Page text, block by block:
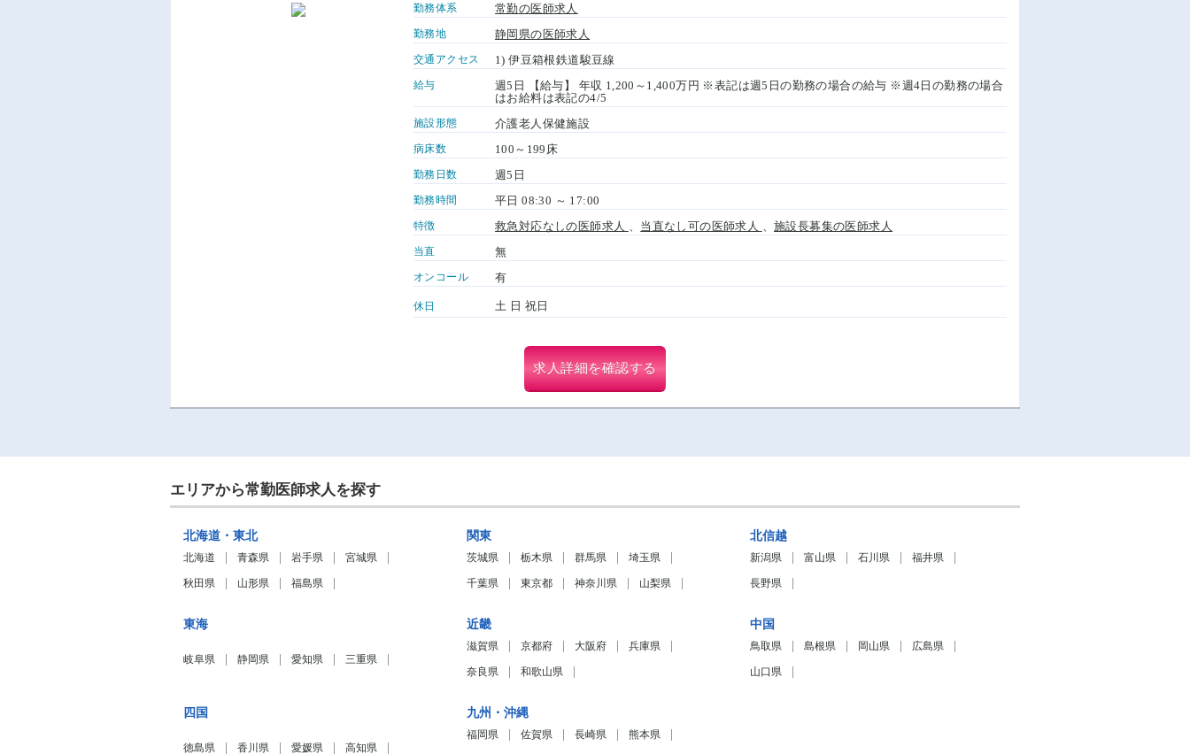
勤務体系 常勤の医師求人
勤務地 静岡県の医師求人
交通アクセス 1) 伊豆箱根鉄道駿豆線
給与
週5日 【給与】 年収 1,200～1,400万円 ※表記は週5日の勤務の場合の給与 ※週4日の勤務の場合
はお給料は表記の4/5
施設形態 介護老人保健施設
病床数 100～199床
勤務日数 週5日
勤務時間 平日 08:30 ～ 17:00
特徴 救急対応なしの医師求人 、 当直なし可の医師求人 、施設長募集の医師求人
当直 無
オンコール 有
休日 土 日 祝日
求人詳細を確認する
エリアから常勤医師求人を探す
北海道・東北
北海道 青森県 岩手県 宮城県
秋田県 山形県 福島県
関東
茨城県 栃木県 群馬県 埼玉県
千葉県 東京都 神奈川県 山梨県
北信越
新潟県 富山県 石川県 福井県
長野県
東海
岐阜県 静岡県 愛知県 三重県
近畿
滋賀県 京都府 大阪府 兵庫県
奈良県 和歌山県
中国
鳥取県 島根県 岡山県 広島県
山口県
四国
徳島県 香川県 愛媛県 高知県
九州・沖縄
福岡県 佐賀県 長崎県 熊本県